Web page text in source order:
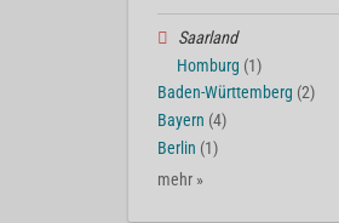
Saarland
Homburg (1)
Baden-Württemberg (2)
Bayern (4)
Berlin (1)
mehr »